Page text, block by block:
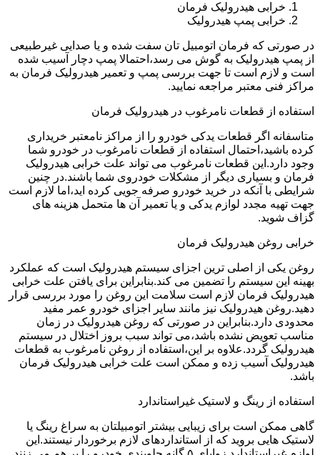
خرابی هیدرولیک فرمان
خرابی پمپ هیدرولیک
در صورتی که فرمان اتومبیل تان سفت شده و یا صدایی غیرطبیعی
از پمپ هیدرولیک به گوش می رسد،احتمالا پمپ دچار آسیب شده
است و لازم است تا جهت بررسی پمپ و تعمیر هیدرولیک فرمان به
مراکز فنی معتبر مراجعه نمایید.
استفاده از قطعات نامرغوب در هیدرولیک فرمان
متاسفانه اگر قطعات یدکی خودرو را از مراکز نامعتبر خریداری
کرده باشید،احتمال استفاده از قطعات نامرغوب در خودرو شما
وجود دارد.این قطعات نامرغوب می تواند علت خرابی هیدرولیک
فرمان و بسیاری دیگر از مشکلات خودروی شما باشند.در چنین
شرایطی با آنکه در خرید خودرو صرفه جویی کرده اید،اما لازم است
جهت تهیه مجدد لوازم یدکی و یا تعمیر آن ها متحمل هزینه های
گزاف شوید.
خرابی روغن هیدرولیک فرمان
روغن یکی از اصلی ترین اجزای سیستم هیدرولیک است که عملکرد
بهینه این سیستم را تضمین می کند.بنابراین برای یافتن علت خرابی
هیدرولیک فرمان لازم است سلامت این روغن را مورد بررسی قرار
دهید.روغن هیدرولیک نیز مانند سایر اجزای خودرو عمر مفید
محدودی دارد.بنابراین در صورتی که روغن هیدرولیک در زمان
مناسب تعویض نشده باشد،می تواند سبب بروز اختلال در سیستم
هیدرولیک گردد.علاوه بر این،استفاده از روغن نامرغوب به قطعات
هیدرولیک آسیب زده و ممکن است علت خرابی هیدرولیک فرمان
باشد.
استفاده از رینگ و لاستیک غیراستاندارد
گاهی ممکن است برای زیبایی بیشتر اتومبیلتان به سراغ رینگ یا
لاستیک هایی بروید که از استانداردهای لازم برخوردار نیستند.این